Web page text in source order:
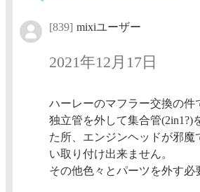
[839] mixiユーザー
2021年12月17日
ハーレーのマフラー交換の件
独立管を外して集合管(2in1?)
た所、エンジンヘッドが邪魔
い取り付け出来ません。
その他色々とパーツを外す必